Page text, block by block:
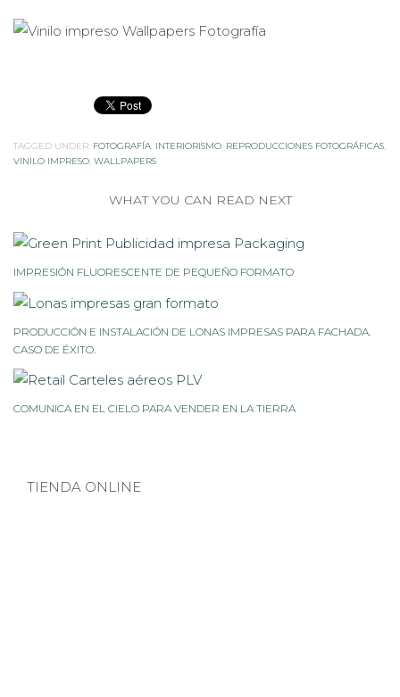
TAGGED UNDER: FOTOGRAFÍA INTERIORISMO REPRODUCCIONES FOTOGRÁFICAS
VINILO IMPRESO WALLPAPERS
WHAT YOU CAN READ NEXT
IMPRESIÓN FLUORESCENTE DE PEQUEÑO FORMATO
PRODUCCIÓN E INSTALACIÓN DE LONAS IMPRESAS PARA FACHADA.
CASO DE ÉXITO.
COMUNICA EN EL CIELO PARA VENDER EN LA TIERRA
TIENDA ONLINE